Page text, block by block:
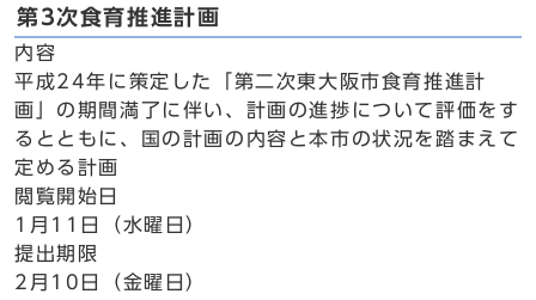
第3次食育推進計画
内容
平成24年に策定した「第二次東大阪市食育推進計
画」の期間満了に伴い、計画の進捗について評価をす
るとともに、国の計画の内容と本市の状況を踏まえて
定める計画
閲覧開始日
1月11日（水曜日）
提出期限
2月10日（金曜日）